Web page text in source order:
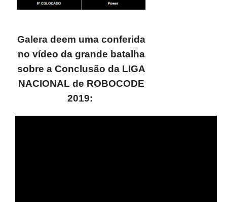
Galera deem uma conferida
no vídeo da grande batalha
sobre a Conclusão da LIGA
NACIONAL de ROBOCODE
2019: